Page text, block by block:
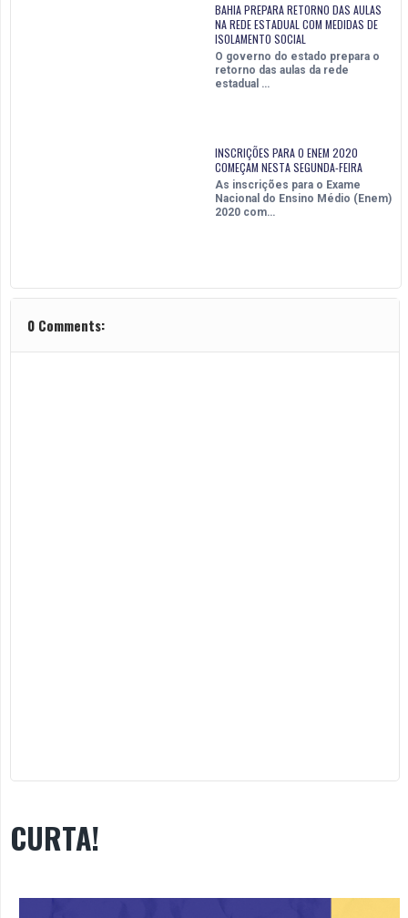
BAHIA PREPARA RETORNO DAS AULAS
NA REDE ESTADUAL COM MEDIDAS DE
ISOLAMENTO SOCIAL
O governo do estado prepara o
retorno das aulas da rede
estadual …
INSCRIÇÕES PARA O ENEM 2020
COMEÇAM NESTA SEGUNDA-FEIRA
As inscrições para o Exame
Nacional do Ensino Médio (Enem)
2020 com…
0 Comments:
CURTA!